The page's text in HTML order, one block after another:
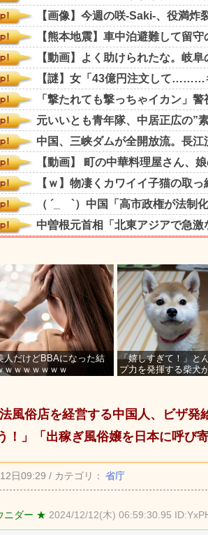
人だけどBBAになった結
ｗｗｗｗｗｗｗ
「嬉しすぎて！」と
プ力を発揮する柴犬
風俗店を経営する中国人、ビザ
！」「出稼ぎ風俗嬢を日本に呼び寄
日09:29 / カテゴリ： 省庁
ニダー ★ 2024/12/12(木) 06:59:30.95